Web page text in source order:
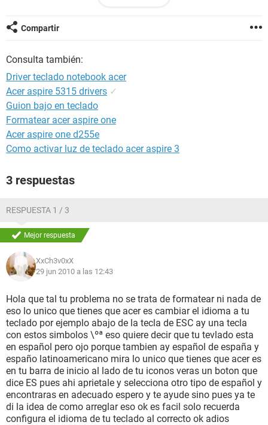
Compartir
Consulta también:
Driver teclado notebook acer
Acer aspire 5315 drivers ✓
Guion bajo en teclado
Formatear acer aspire one
Acer aspire one d255e
Como activar luz de teclado acer aspire 3
3 respuestas
RESPUESTA 1 / 3
Mejor respuesta
XxCh3v0xX
29 jun 2010 a las 12:43
Hola que tal tu problema no se trata de formatear ni nada de
eso lo unico que tienes que acer es cambiar el idioma a tu
teclado por ejemplo abajo de la tecla de ESC ay una tecla
con estos simbolos \ºª eso quiere decir que tu tevlado esta
en español pero ojo porque tambien ay español de españa y
españo latinoamericano mira lo unico que tienes que acer es
en tu barra de inicio al lado de tu iconos veras un boton que
dice ES pues ahi aprietale y selecciona otro tipo de español y
encontraras en adecuado espero y te ayude sino pues ya te
di la idea de como arreglar eso ok es facil solo recuerda
configura el idioma de tu teclado al correcto ok adios